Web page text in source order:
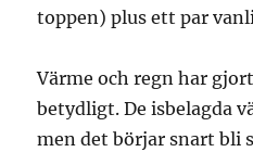
toppen) plus ett par
Värme och regn har
betydligt. De isbelagda
men det börjar snart bli